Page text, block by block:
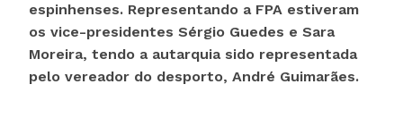
espinhenses. Representando a FPA estiveram
os vice-presidentes Sérgio Guedes e Sara
Moreira, tendo a autarquia sido representada
pelo vereador do desporto, André Guimarães.